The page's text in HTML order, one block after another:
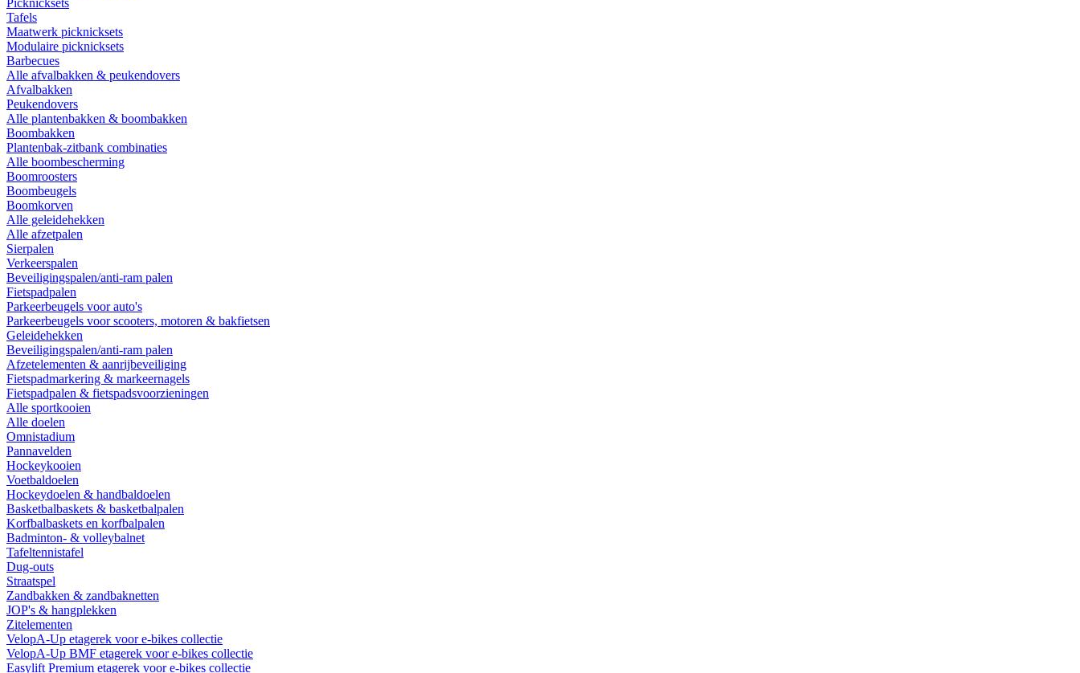
Picknicksets
Tafels
Maatwerk picknicksets
Modulaire picknicksets
Barbecues
Alle afvalbakken & peukendovers
Afvalbakken
Peukendovers
Alle plantenbakken & boombakken
Boombakken
Plantenbak-zitbank combinaties
Alle boombescherming
Boomroosters
Boombeugels
Boomkorven
Alle geleidehekken
Alle afzetpalen
Sierpalen
Verkeerspalen
Beveiligingspalen/anti-ram palen
Fietspadpalen
Parkeerbeugels voor auto's
Parkeerbeugels voor scooters, motoren & bakfietsen
Geleidehekken
Beveiligingspalen/anti-ram palen
Afzetelementen & aanrijbeveiliging
Fietspadmarkering & markeernagels
Fietspadpalen & fietspadsvoorzieningen
Alle sportkooien
Alle doelen
Omnistadium
Pannavelden
Hockeykooien
Voetbaldoelen
Hockeydoelen & handbaldoelen
Basketbalbaskets & basketbalpalen
Korfbalbaskets en korfbalpalen
Badminton- & volleybalnet
Tafeltennistafel
Dug-outs
Straatspel
Zandbakken & zandbaknetten
JOP's & hangplekken
Zitelementen
VelopA-Up etagerek voor e-bikes collectie
VelopA-Up BMF etagerek voor e-bikes collectie
Easylift Premium etagerek voor e-bikes collectie